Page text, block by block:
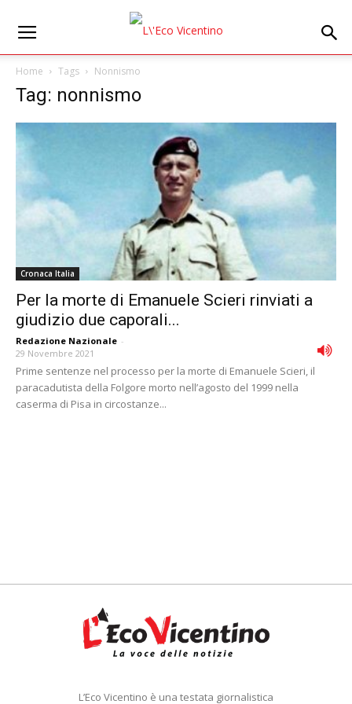
Home Tags Nonnismo
Tag: nonnismo
Cronaca Italia
Per la morte di Emanuele Scieri rinviati a
giudizio due caporali...
Redazione Nazionale -
29 Novembre 2021
Prime sentenze nel processo per la morte di Emanuele Scieri, il
paracadutista della Folgore morto nell’agosto del 1999 nella
caserma di Pisa in circostanze...
L’Eco Vicentino è una testata giornalistica